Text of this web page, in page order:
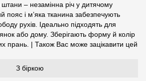
– незамінна річ у дитячому
пояс і м’яка тканина забезпечують
рухів. Ідеально підходять для
або дому. Зберігають форму й колір
прань. | Також Вас може зацікавити цей
З біркою